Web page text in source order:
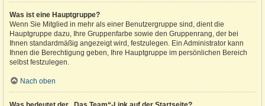
Was ist eine Hauptgruppe?
Wenn Sie Mitglied in mehr als einer Benutzergruppe sind, dient die
Hauptgruppe dazu, Ihre Gruppenfarbe sowie den Gruppenrang, der bei
Ihnen standardmäßig angezeigt wird, festzulegen. Ein Administrator kann
Ihnen die Berechtigung geben, Ihre Hauptgruppe im persönlichen Bereich
selbst festzulegen.
Nach oben